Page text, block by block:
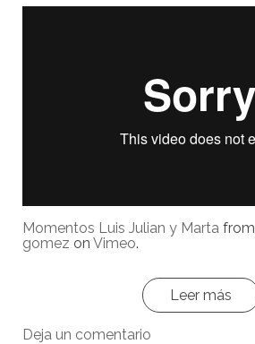
Momentos Luis Julian y Marta from
gomez on Vimeo.
Leer más
Deja un comentario